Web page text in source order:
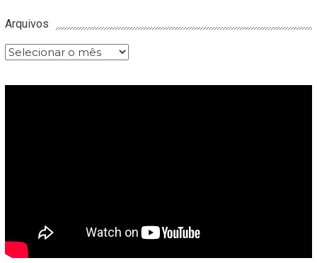
Arquivos
Arquivos